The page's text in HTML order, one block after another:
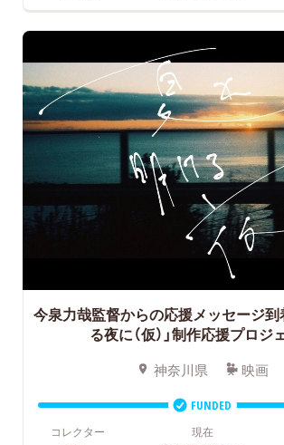
今泉力哉監督からの応援メッセージ到
る夜に（仮）」制作応援プロジ
神奈川県 映画
FUNDED
コレクター
現在